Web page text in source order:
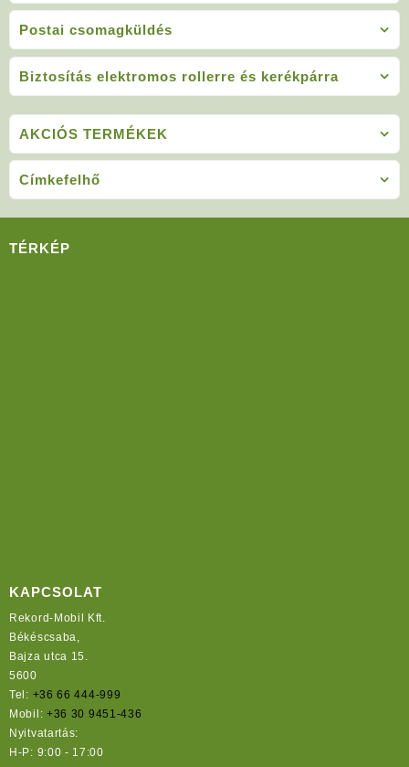
Postai csomagküldés
Biztosítás elektromos rollerre és kerékpárra
AKCIÓS TERMÉKEK
Címkefelhő
TÉRKÉP
KAPCSOLAT
Rekord-Mobil Kft.
Békéscsaba,
Bajza utca 15.
5600
Tel: +36 66 444-999
Mobil: +36 30 9451-436
Nyitvatartás:
H-P: 9:00 - 17:00